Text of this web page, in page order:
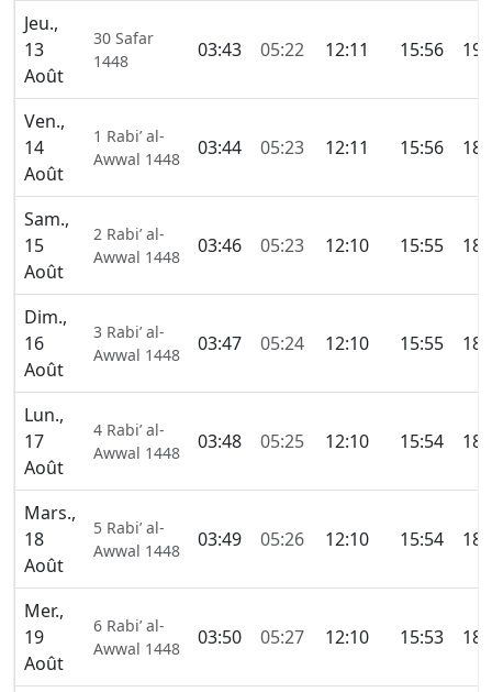
Jeu.,
13
Août
30 Safar
1448
03:43 05:22 12:11 15:56
Ven.,
14
Août
1 Rabi’ al-
Awwal 1448
03:44 05:23 12:11 15:56
Sam.,
15
Août
2 Rabi’ al-
Awwal 1448
03:46 05:23 12:10 15:55
Dim.,
16
Août
3 Rabi’ al-
Awwal 1448
03:47 05:24 12:10 15:55
Lun.,
17
Août
4 Rabi’ al-
Awwal 1448
03:48 05:25 12:10 15:54
Mars.,
18
Août
5 Rabi’ al-
Awwal 1448
03:49 05:26 12:10 15:54
Mer.,
19
Août
6 Rabi’ al-
Awwal 1448
03:50 05:27 12:10 15:53